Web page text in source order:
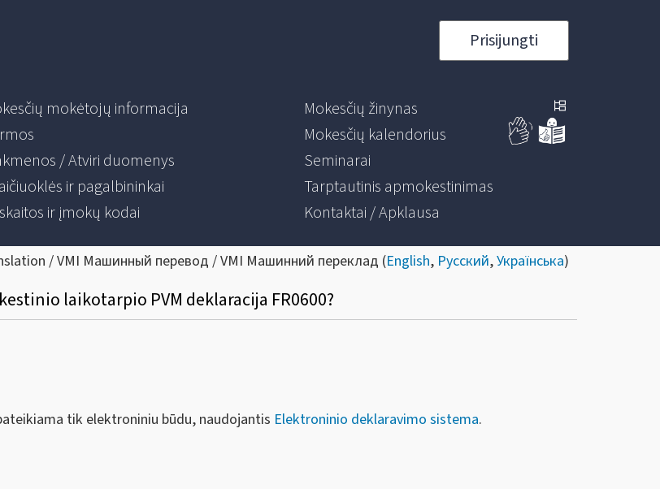
Prisijungti
mokėtojų informacija
/ Atviri duomenys
ir pagalbininkai
ir įmokų kodai
Mokesčių žinynas
Mokesčių kalendorius
Seminarai
Tarptautinis apmokestinimas
Kontaktai / Apklausa
/ VMI Машинный перевод / VMI Машинний переклад (English, Русский,Українська)
laikotarpio PVM deklaracija FR0600?
tik elektroniniu būdu, naudojantis Elektroninio deklaravimo sistema.